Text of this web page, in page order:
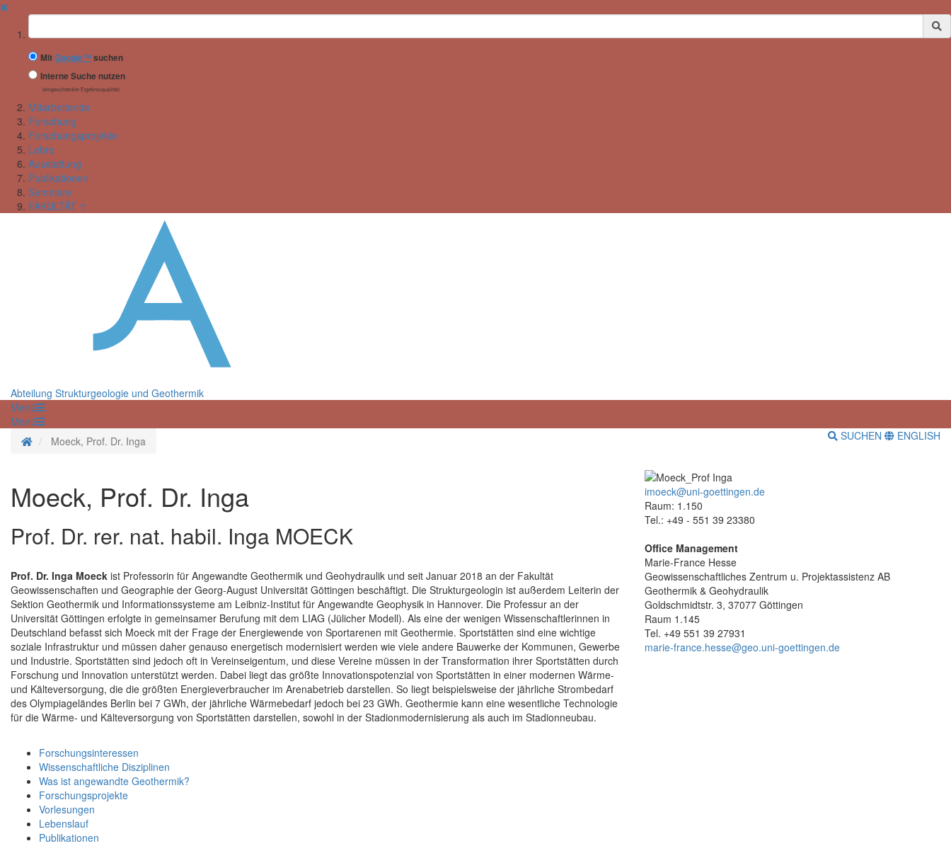
✖
Suchbegriff
MitGoogle™ suchen
Interne Suche nutzen
(eingeschränkte Ergebnisqualität)
Mitarbeitende
Forschung
Forschungsprojekte
Lehre
Ausstattung
Publikationen
Seminare
FAKULTÄT ↑
Abteilung Strukturgeologie und Geothermik
Menü
Menü
StartseiteMoeck, Prof. Dr. Inga SUCHEN ENGLISH
Moeck, Prof. Dr. Inga
Prof. Dr. rer. nat. habil. Inga MOECK
Prof. Dr. Inga Moeck ist Professorin für Angewandte Geothermik und Geohydraulik und seit Januar 2018 an der Fakultät
Geowissenschaften und Geographie der Georg-August Universität Göttingen beschäftigt. Die Strukturgeologin ist außerdem Leiterin der
Sektion Geothermik und Informationssysteme am Leibniz-Institut für Angewandte Geophysik in Hannover. Die Professur an der
Universität Göttingen erfolgte in gemeinsamer Berufung mit dem LIAG (Jülicher Modell). Als eine der wenigen Wissenschaftlerinnen in
Deutschland befasst sich Moeck mit der Frage der Energiewende von Sportarenen mit Geothermie. Sportstätten sind eine wichtige
soziale Infrastruktur und müssen daher genauso energetisch modernisiert werden wie viele andere Bauwerke der Kommunen, Gewerbe
und Industrie. Sportstätten sind jedoch oft in Vereinseigentum, und diese Vereine müssen in der Transformation ihrer Sportstätten durch
Forschung und Innovation unterstützt werden. Dabei liegt das größte Innovationspotenzial von Sportstätten in einer modernen Wärme-
und Kälteversorgung, die die größten Energieverbraucher im Arenabetrieb darstellen. So liegt beispielsweise der jährliche Strombedarf
des Olympiageländes Berlin bei 7 GWh, der jährliche Wärmebedarf jedoch bei 23 GWh. Geothermie kann eine wesentliche Technologie
für die Wärme- und Kälteversorgung von Sportstätten darstellen, sowohl in der Stadionmodernisierung als auch im Stadionneubau.
Forschungsinteressen
Wissenschaftliche Disziplinen
Was ist angewandte Geothermik?
Forschungsprojekte
Vorlesungen
Lebenslauf
Publikationen
imoeck@uni-goettingen.de
Raum: 1.150
Tel.: +49 - 551 39 23380
Office Management
Marie-France Hesse
Geowissenschaftliches Zentrum u. Projektassistenz AB
Geothermik & Geohydraulik
Goldschmidtstr. 3, 37077 Göttingen
Raum 1.145
Tel. +49 551 39 27931
marie-france.hesse@geo.uni-goettingen.de